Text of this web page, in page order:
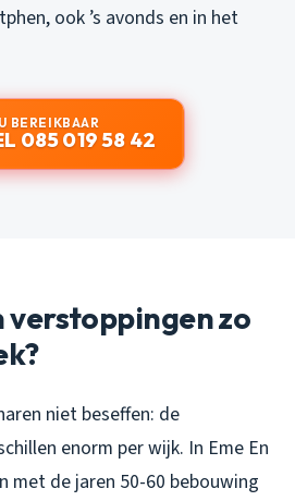
ook ’s avonds en in het
BEREIKBAAR
085 019 58 42
verstoppingen zo
niet beseffen: de
enorm per wijk. In Eme En
met de jaren 50-60 bebouwing